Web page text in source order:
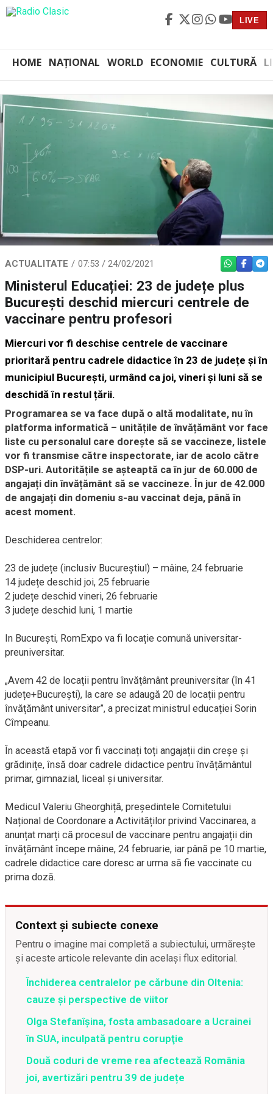
LIVE
HOME NAȚIONAL WORLD ECONOMIE CULTURĂ
ACTUALITATE 07:53 / 24/02/2021 WHATSAPP
Ministerul Educației: 23 de județe plus
București deschid miercuri centrele de
vaccinare pentru profesori
Miercuri vor fi deschise centrele de vaccinare
prioritară pentru cadrele didactice în 23 de județe și în
municipiul București, urmând ca joi, vineri și luni să se
deschidă în restul țării.
Programarea se va face după o altă modalitate, nu în
platforma informatică – unitățile de învățământ vor face
liste cu personalul care dorește să se vaccineze, listele
vor fi transmise către inspectorate, iar de acolo către
DSP-uri. Autoritățile se așteaptă ca în jur de 60.000 de
angajați din învățământ să se vaccineze. În jur de 42.000
de angajați din domeniu s-au vaccinat deja, până în
acest moment.
Deschiderea centrelor:
23 de județe (inclusiv Bucureștiul) – mâine, 24 februarie
14 județe deschid joi, 25 februarie
2 județe deschid vineri, 26 februarie
3 județe deschid luni, 1 martie
In București, RomExpo va fi locație comună universitar-
preuniversitar.
„Avem 42 de locații pentru învățâmânt preuniversitar (în 41
județe+București), la care se adaugă 20 de locații pentru
învățământ universitar”, a precizat ministrul educației Sorin
Cîmpeanu.
În această etapă vor fi vaccinați toți angajații din creșe și
grădinițe, însă doar cadrele didactice pentru învățământul
primar, gimnazial, liceal și universitar.
Medicul Valeriu Gheorghiță, președintele Comitetului
Național de Coordonare a Activităților privind Vaccinarea, a
anunțat marți că procesul de vaccinare pentru angajații din
învățământ începe mâine, 24 februarie, iar până pe 10 martie,
cadrele didactice care doresc ar urma să fie vaccinate cu
prima doză.
Context și subiecte conexe
Pentru o imagine mai completă a subiectului, urmărește
și aceste articole relevante din același flux editorial.
Închiderea centralelor pe cărbune din Oltenia:
cauze și perspective de viitor
Olga Stefanîşina, fosta ambasadoare a Ucrainei
în SUA, inculpată pentru corupţie
Două coduri de vreme rea afectează România
joi, avertizări pentru 39 de județe